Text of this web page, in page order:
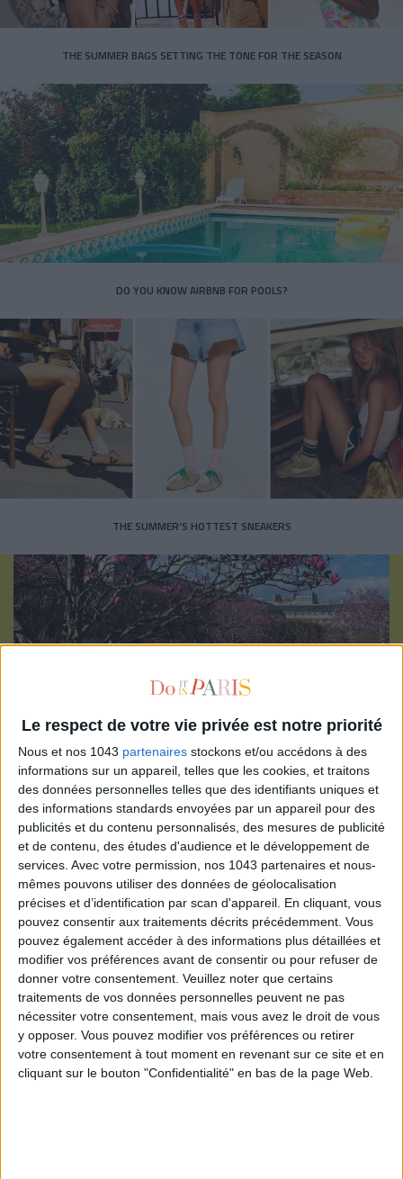
Le respect de votre vie privée est notre priorité
Nous et nos 1043 partenaires stockons et/ou accédons à des
informations sur un appareil, telles que les cookies, et traitons
des données personnelles telles que des identifiants uniques et
des informations standards envoyées par un appareil pour des
publicités et du contenu personnalisés, des mesures de publicité
et de contenu, des études d'audience et le développement de
services. Avec votre permission, nos 1043 partenaires et nous-
mêmes pouvons utiliser des données de géolocalisation
précises et d’identification par scan d'appareil. En cliquant, vous
pouvez consentir aux traitements décrits précédemment. Vous
pouvez également accéder à des informations plus détaillées et
modifier vos préférences avant de consentir ou pour refuser de
donner votre consentement. Veuillez noter que certains
traitements de vos données personnelles peuvent ne pas
nécessiter votre consentement, mais vous avez le droit de vous
y opposer. Vous pouvez modifier vos préférences ou retirer
votre consentement à tout moment en revenant sur ce site et en
cliquant sur le bouton "Confidentialité" en bas de la page Web.
THE SUMMER BAGS SETTING THE TONE FOR THE SEASON
DO YOU KNOW AIRBNB FOR POOLS?
THE SUMMER’S HOTTEST SNEAKERS
Subscribe for our newsletter
SUBSCRIBE
ADOPT PARFUMS IS REVOLUTIONIZING AFFORDABLE MADE-IN-FRANCE
FRAGRANCES